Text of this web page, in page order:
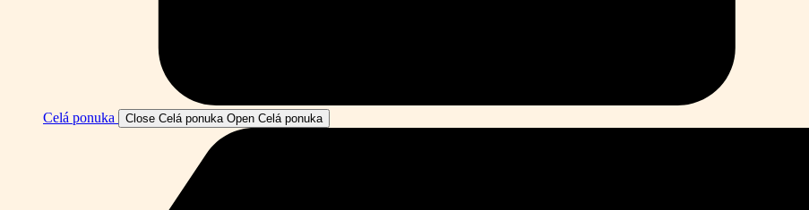
Celá ponuka Close Celá ponuka Open Celá ponuka